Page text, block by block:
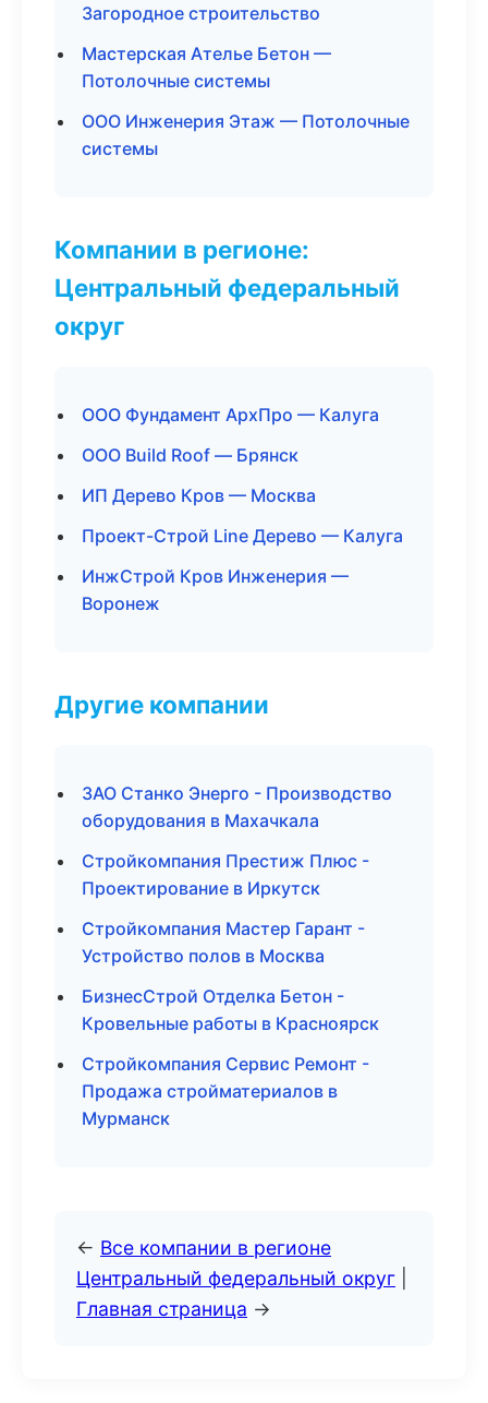
Загородное строительство
Мастерская Ателье Бетон —
Потолочные системы
ООО Инженерия Этаж — Потолочные
системы
Компании в регионе:
Центральный федеральный
округ
ООО Фундамент АрхПро — Калуга
ООО Build Roof — Брянск
ИП Дерево Кров — Москва
Проект-Строй Line Дерево — Калуга
ИнжСтрой Кров Инженерия —
Воронеж
Другие компании
ЗАО Станко Энерго - Производство
оборудования в Махачкала
Стройкомпания Престиж Плюс -
Проектирование в Иркутск
Стройкомпания Мастер Гарант -
Устройство полов в Москва
БизнесСтрой Отделка Бетон -
Кровельные работы в Красноярск
Стройкомпания Сервис Ремонт -
Продажа стройматериалов в
Мурманск
← Все компании в регионе
Центральный федеральный округ
Главная страница →